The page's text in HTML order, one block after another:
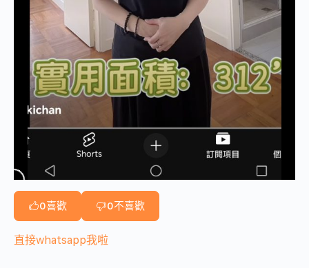
0喜歡 0不喜歡
直接whatsapp我啦